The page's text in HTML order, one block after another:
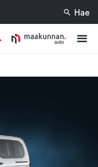
Hae